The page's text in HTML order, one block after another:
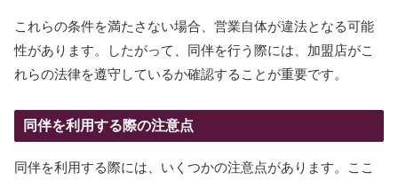
これらの条件を満たさない場合、営業自体が違法となる可能
性があります。したがって、同伴を行う際には、加盟店がこ
れらの法律を遵守しているか確認することが重要です。
同伴を利用する際の注意点
同伴を利用する際には、いくつかの注意点があります。ここ